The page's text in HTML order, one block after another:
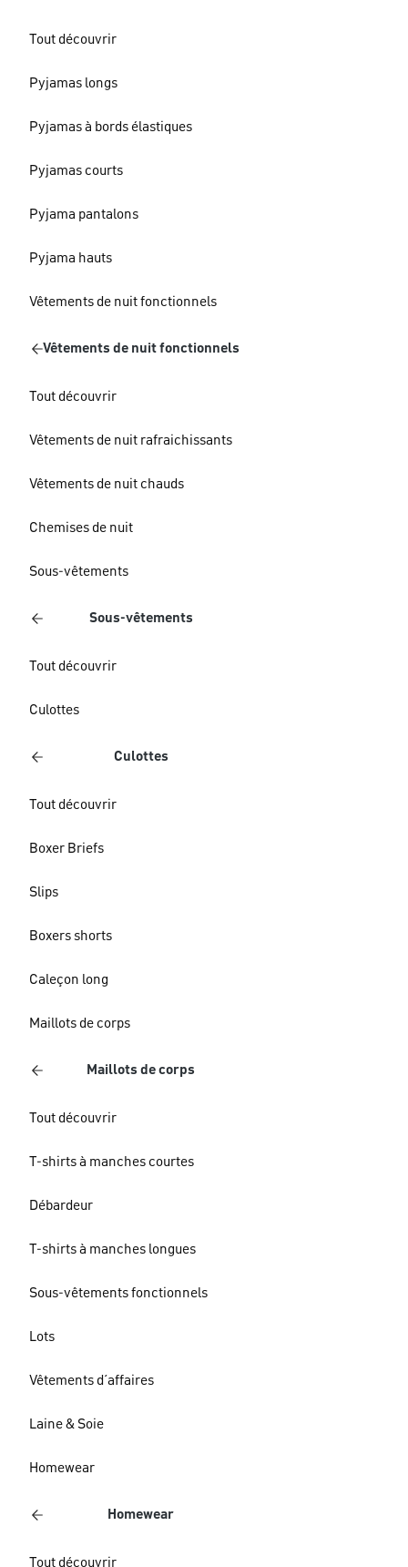
Tout découvrir
Pyjamas longs
Pyjamas à bords élastiques
Pyjamas courts
Pyjama pantalons
Pyjama hauts
Vêtements de nuit fonctionnels
Vêtements de nuit fonctionnels
Tout découvrir
Vêtements de nuit rafraichissants
Vêtements de nuit chauds
Chemises de nuit
Sous-vêtements
Sous-vêtements
Tout découvrir
Culottes
Culottes
Tout découvrir
Boxer Briefs
Slips
Boxers shorts
Caleçon long
Maillots de corps
Maillots de corps
Tout découvrir
T-shirts à manches courtes
Débardeur
T-shirts à manches longues
Sous-vêtements fonctionnels
Lots
Vêtements d´affaires
Laine & Soie
Homewear
Homewear
Tout découvrir